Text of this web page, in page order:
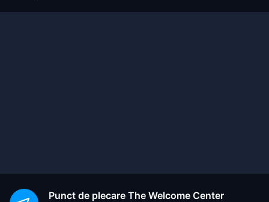
Punct de plecare The Welcome Center